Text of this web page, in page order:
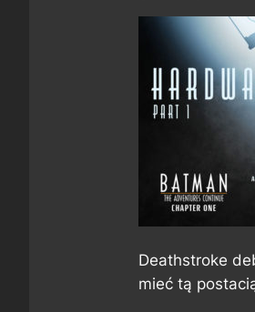
Deathstroke
mieć tą